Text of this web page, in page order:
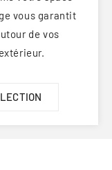
vous garantit
de vos